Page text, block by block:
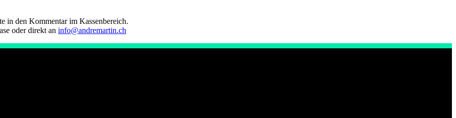
in den Kommentar im Kassenbereich.
oder direkt an info@andremartin.ch